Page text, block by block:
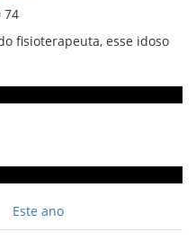
74
fisioterapeuta, esse idoso
Este ano